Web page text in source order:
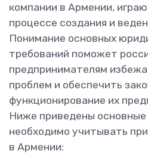
компании в Армении,
процессе создания и
Понимание основных
требований поможет
предпринимателям
проблем и обеспечить
функционирование их
Ниже приведены
необходимо учитывать
в Армении: